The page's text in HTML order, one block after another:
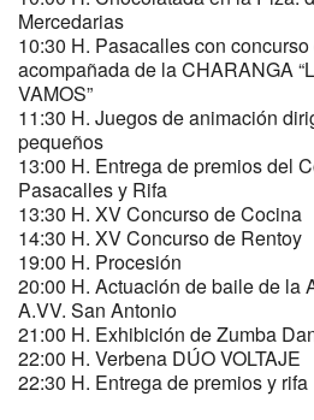
Mercedarias
10:30 H. Pasacalles con
acompañada de la CHARANGA
VAMOS”
11:30 H. Juegos de animación
pequeños
13:00 H. Entrega de premios del
Pasacalles y Rifa
13:30 H. XV Concurso de Cocina
14:30 H. XV Concurso de Rentoy
19:00 H. Procesión
20:00 H. Actuación de baile de la
A.VV. San Antonio
21:00 H. Exhibición de Zumba
22:00 H. Verbena DÚO VOLTAJE
22:30 H. Entrega de premios y rifa